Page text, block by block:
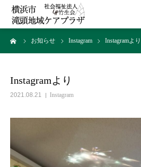
お知らせ Instagram Instagramより
Instagramより
2021.08.21 Instagram
HOME
施設概要